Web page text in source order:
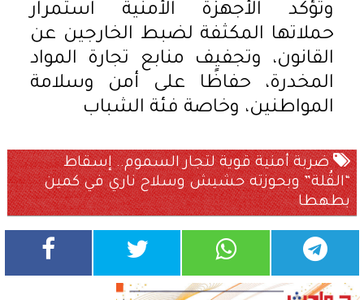
وتؤكد الأجهزة الأمنية استمرار
حملاتها المكثفة لضبط الخارجين عن
القانون، وتجفيف منابع تجارة المواد
المخدرة، حفاظًا على أمن وسلامة
المواطنين، وخاصة فئة الشباب
ضربة أمنية قوية لتجار السموم.. إسقاط
“القُلة” وبحوزته حشيش وسلاح ناري في كمين
بطهطا